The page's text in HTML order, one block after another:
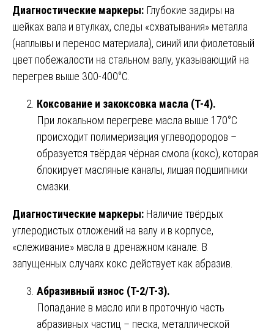
Диагностические маркеры: Глубокие задиры на
шейках вала и втулках, следы «схватывания» металла
(наплывы и перенос материала), синий или фиолетовый
цвет побежалости на стальном валу, указывающий на
перегрев выше 300-400°C.
Коксование и закоксовка масла (T-4).
При локальном перегреве масла выше 170°C
происходит полимеризация углеводородов –
образуется твёрдая чёрная смола (кокс), которая
блокирует масляные каналы, лишая подшипники
смазки.
Диагностические маркеры: Наличие твёрдых
углеродистых отложений на валу и в корпусе,
«слеживание» масла в дренажном канале. В
запущенных случаях кокс действует как абразив.
Абразивный износ (T-2/T-3).
Попадание в масло или в проточную часть
абразивных частиц – песка, металлической